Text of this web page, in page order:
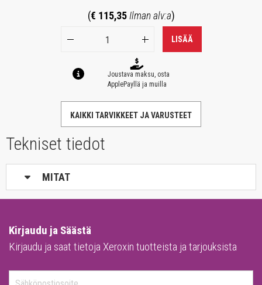
(€ 115,35 Ilman alv:a)
LISÄÄ
Joustava maksu, osta
ApplePayllä ja muilla
KAIKKI TARVIKKEET JA VARUSTEET
Tekniset tiedot
MITAT
Kirjaudu ja Säästä
Kirjaudu ja saat tietoja Xeroxin tuotteista ja tarjouksista